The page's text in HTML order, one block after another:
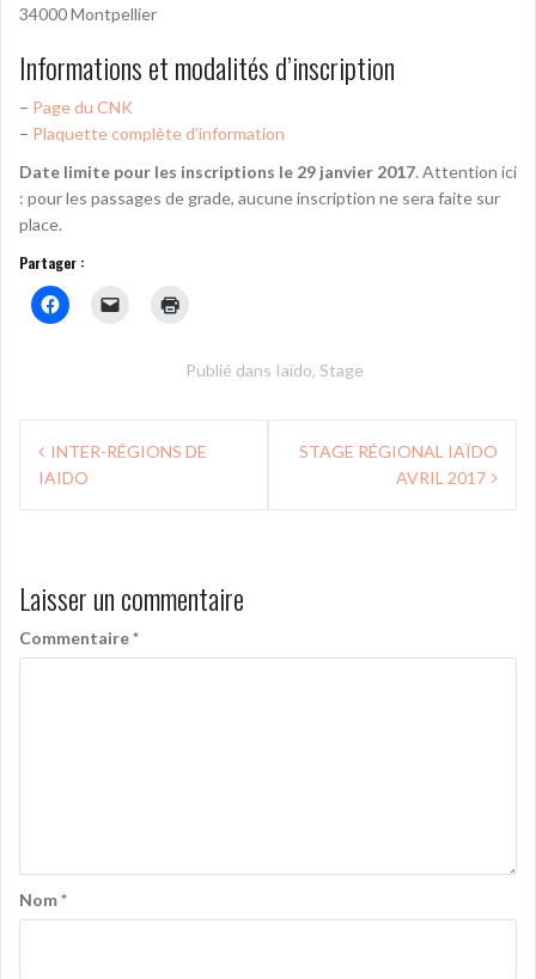
34000 Montpellier
Informations et modalités d’inscription
– Page du CNK
– Plaquette complète d’information
Date limite pour les inscriptions le 29 janvier 2017. Attention ici
: pour les passages de grade, aucune inscription ne sera faite sur
place.
Partager :
Publié dans Iaïdo, Stage
Navigation
de INTER-RÉGIONS DE
IAIDO
STAGE RÉGIONAL IAÏDO
AVRIL 2017
Laisser un commentaire
Commentaire*
Nom*